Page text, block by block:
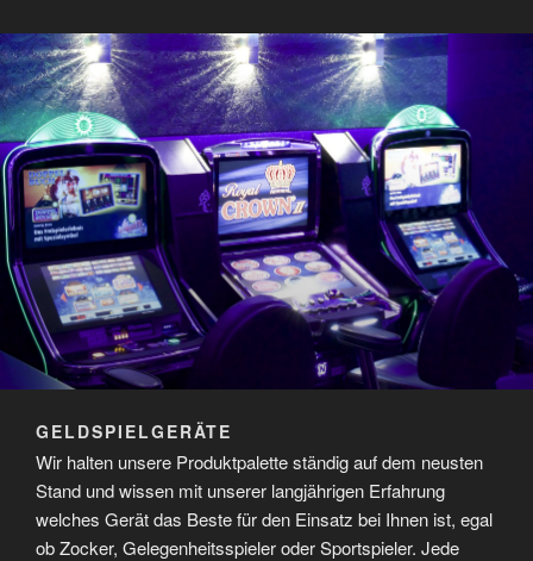
GELDSPIELGERÄTE
Wir halten unsere Produktpalette ständig auf dem neusten
Stand und wissen mit unserer langjährigen Erfahrung
welches Gerät das Beste für den Einsatz bei Ihnen ist, egal
ob Zocker, Gelegenheitsspieler oder Sportspieler. Jede